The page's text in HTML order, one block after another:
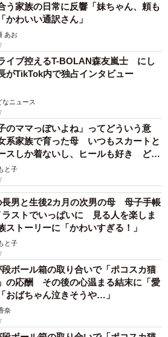
う家族の日常に反響「妹ちゃん、頼も
かわいい通訳さん」
あお
イブ控えるT-BOLAN森友嵐士 にし
がTikTok内で独占インタビュー
なニュース
のママっぽいよね」ってどういう意
家族で育った母 いつもスカートと
スしか着ないし、ヒールも好き どの
と子
長男と生後2カ月の次男の母 母子手帳
ラストでいっぱいに 見る人を楽しま
ストーリーに「かわいすぎる！」
と子
ボール箱の取り合いで「ポコスカ猫
の応酬 その後の心温まる結末に「愛
おばちゃん泣きそうや…」
奈